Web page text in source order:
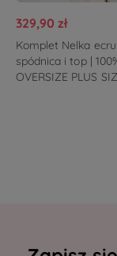
329,90 zł
Komplet Nelka
spódnica i top |
OVERSIZE PLUS